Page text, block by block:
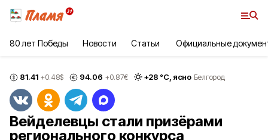
80 лет Победы Новости Статьи Официальные
81.41 +0.48$ 94.06 +0.87€ +28 °С, ясно Белгород
Вейделевцы стали призёрами
регионального конкурса